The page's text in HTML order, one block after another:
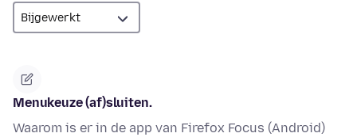
Menukeuze (af)sluiten.
Waarom is er in de app van Firefox Focus (Android)